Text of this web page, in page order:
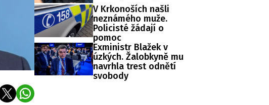
V Krkonoších našli
neznámého muže.
Policisté žádají o
pomoc
Exministr Blažek v
úzkých. Žalobkyně mu
navrhla trest odnětí
svobody